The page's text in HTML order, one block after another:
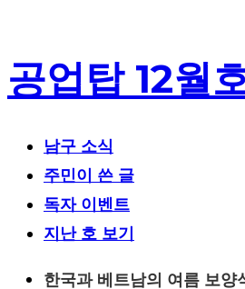
공업탑 12월
남구 소식
주민이 쓴 글
독자 이벤트
지난 호 보기
한국과 베트남의 여름 보